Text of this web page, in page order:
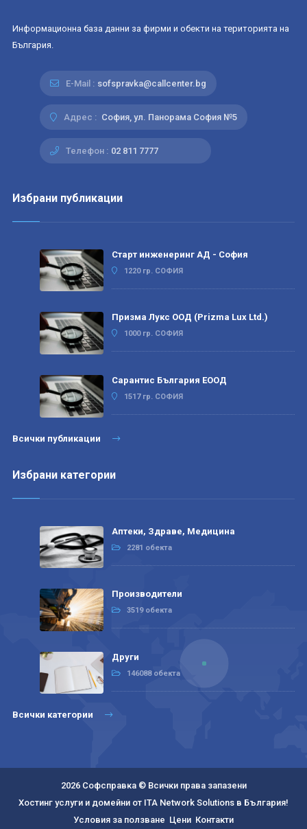
Информационна база данни за фирми и обекти на територията на
България.
E-Mail : sofspravka@callcenter.bg
Адрес : София, ул. Панорама София №5
Телефон : 02 811 7777
Избрани публикации
Старт инженеринг АД - София
1220 гр. СОФИЯ
Призма Лукс ООД (Prizma Lux Ltd.)
1000 гр. СОФИЯ
Сарантис България ЕООД
1517 гр. СОФИЯ
Всички публикации
Избрани категории
Аптеки, Здраве, Медицина
2281 обекта
Производители
3519 обекта
Други
146088 обекта
Всички категории
2026 Софсправка © Всички права запазени
Хостинг услуги и домейни от ITA Network Solutions в България!
Условия за ползване Цени Контакти